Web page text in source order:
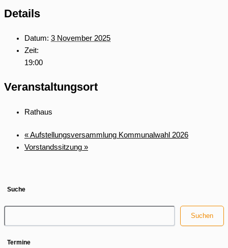
Details
Datum: 3 November 2025
Zeit:
19:00
Veranstaltungsort
Rathaus
«Aufstellungsversammlung Kommunalwahl 2026
Vorstandssitzung »
Suche
Suchen
Termine